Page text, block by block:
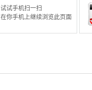
试试手机扫一扫
在你手机上继续浏览此页面